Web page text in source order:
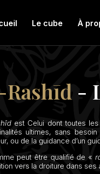
Le cube À
-
est Celui dont toutes
ultimes, sans
ou de la guidance d’un
peut être qualifié de «
vers la droiture dans